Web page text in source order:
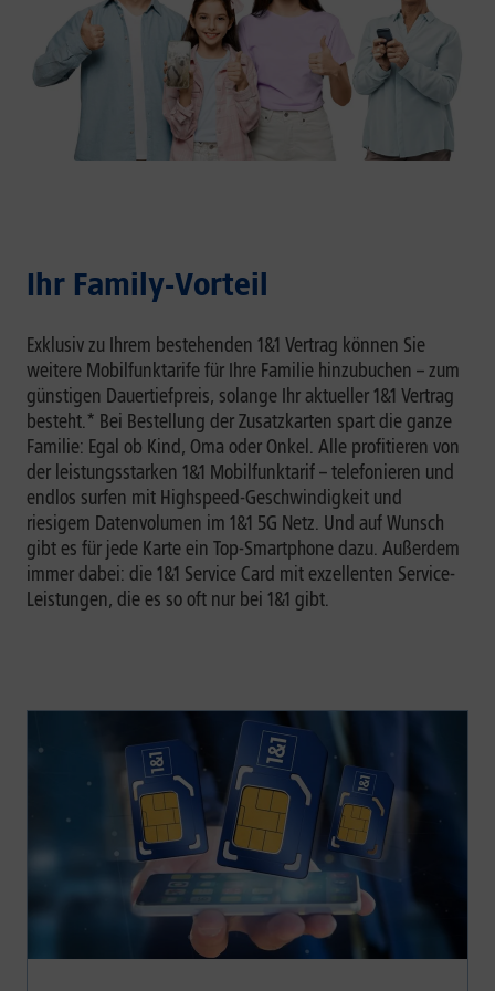
Ihr Family-Vorteil
Exklusiv zu Ihrem bestehenden 1&1 Vertrag können Sie
weitere Mobilfunktarife für Ihre Familie hinzubuchen – zum
günstigen Dauertiefpreis, solange Ihr aktueller 1&1 Vertrag
besteht.* Bei Bestellung der Zusatzkarten spart die ganze
Familie: Egal ob Kind, Oma oder Onkel. Alle profitieren von
der leistungsstarken 1&1 Mobilfunktarif – telefonieren und
endlos surfen mit Highspeed-Geschwindigkeit und
riesigem Datenvolumen im 1&1 5G Netz. Und auf Wunsch
gibt es für jede Karte ein Top-Smartphone dazu. Außerdem
immer dabei: die 1&1 Service Card mit exzellenten Service-
Leistungen, die es so oft nur bei 1&1 gibt.